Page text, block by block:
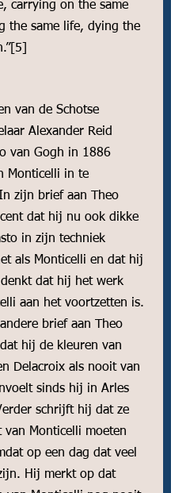
carrying on the same
the same life, dying the
[5]
van de Schotse
Alexander Reid
van Gogh in 1886
Monticelli in te
zijn brief aan Theo
dat hij nu ook dikke
in zijn techniek
als Monticelli en dat hij
denkt dat hij het werk
aan het voortzetten is.
brief aan Theo
hij de kleuren van
Delacroix als nooit van
sinds hij in Arles
schrijft hij dat ze
van Monticelli moeten
op een dag dat veel
Hij merkt op dat